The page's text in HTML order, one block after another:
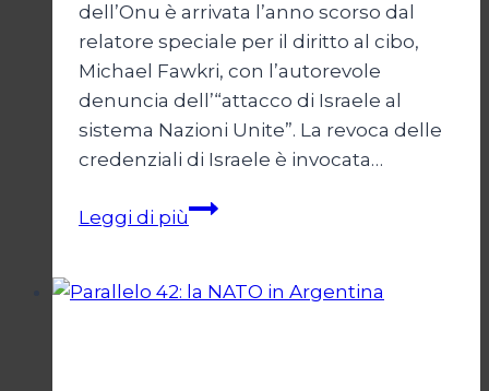
dell’Onu è arrivata l’anno scorso dal
relatore speciale per il diritto al cibo,
Michael Fawkri, con l’autorevole
denuncia dell’“attacco di Israele al
sistema Nazioni Unite”. La revoca delle
credenziali di Israele è invocata…
Leggi di piùOnu
Israele